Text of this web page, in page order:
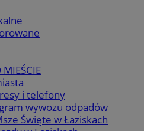
MIEŚCIE
i telefony
wywozu odpadów
Święte w Łaziskach